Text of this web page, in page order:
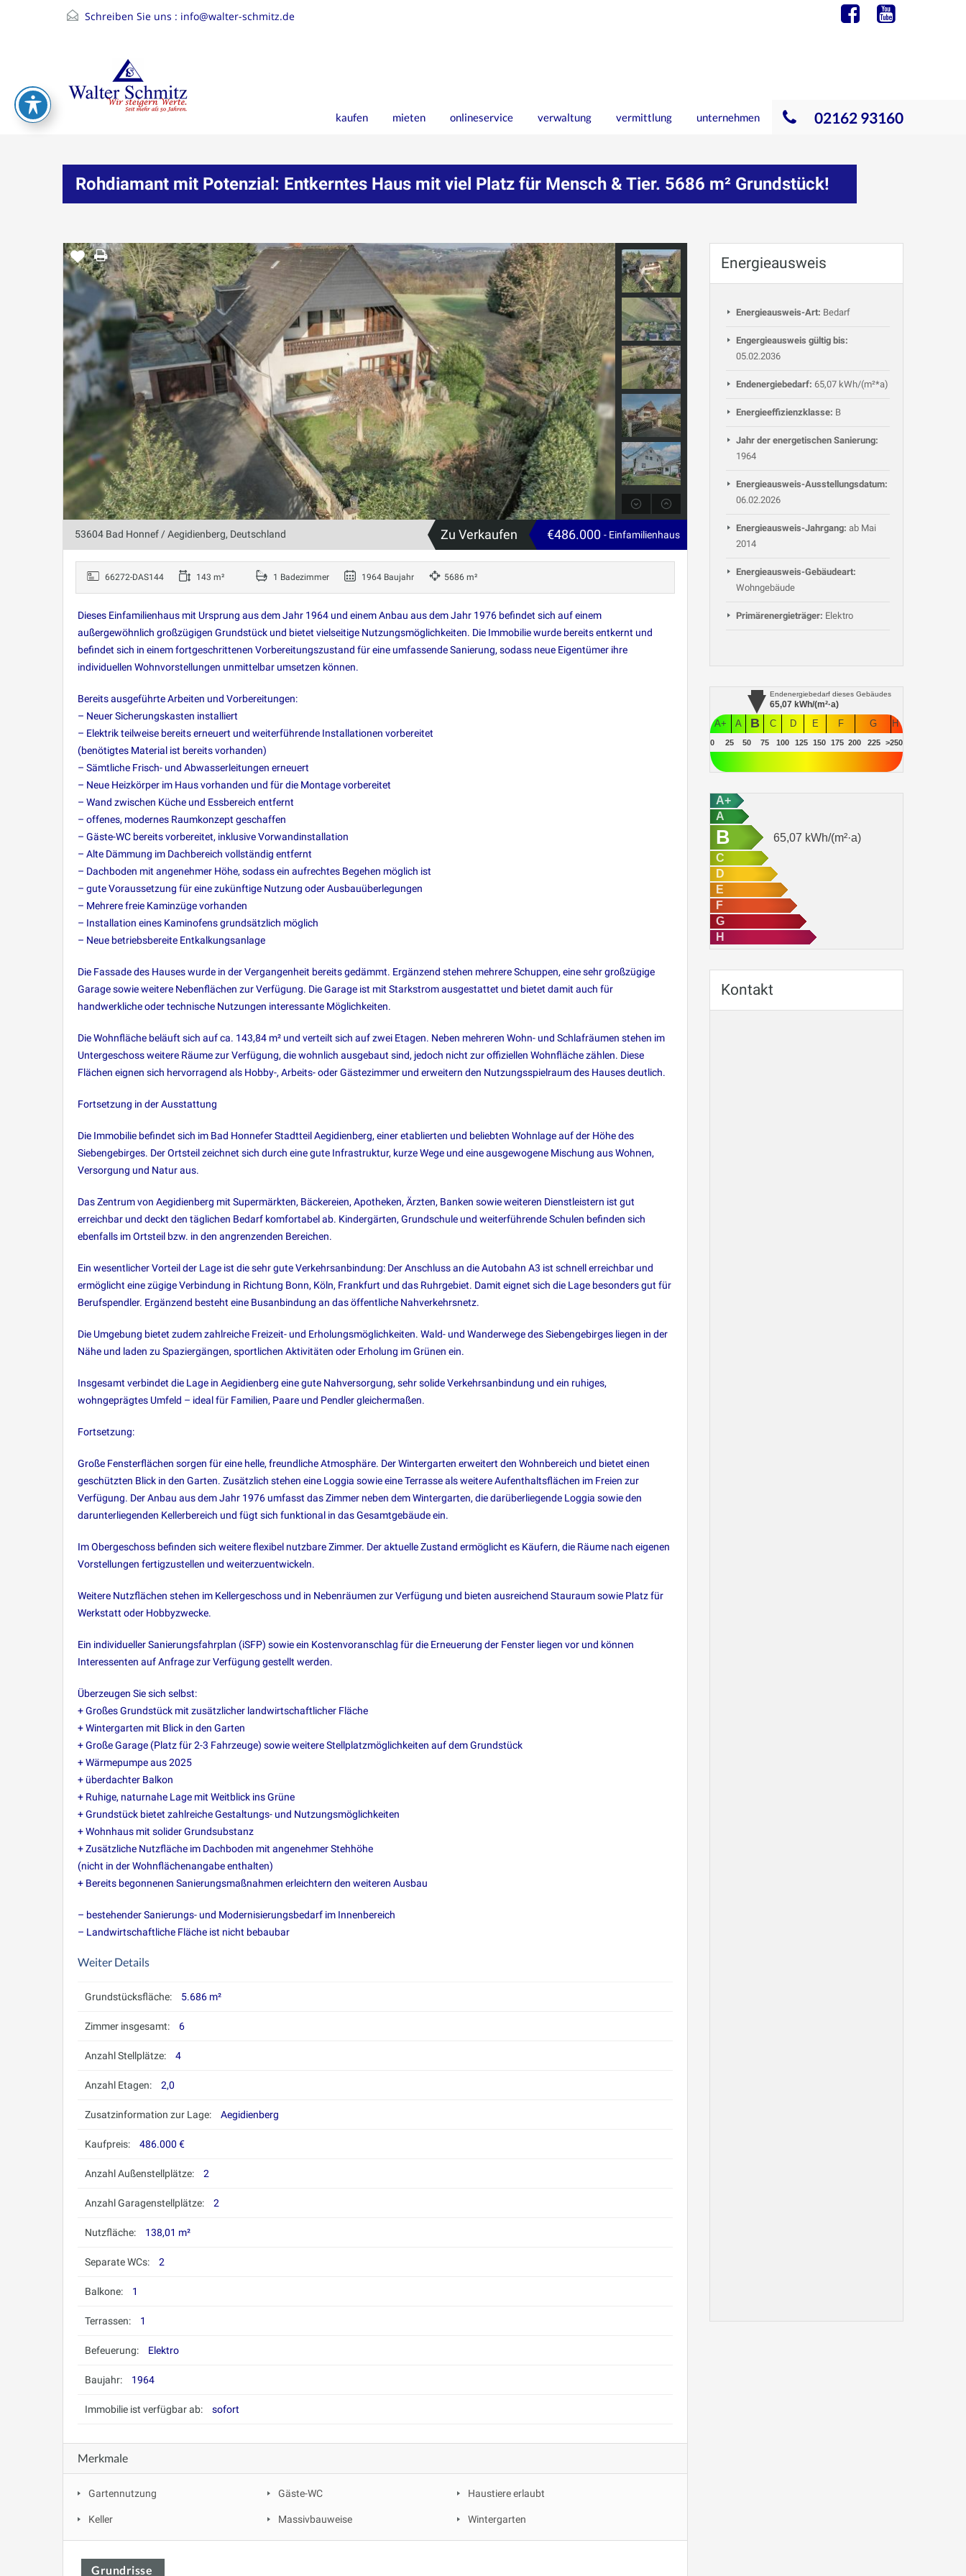
Schreiben Sie uns : info@walter-schmitz.de
02162 93160
kaufen mieten onlineservice verwaltung vermittlung unternehmen
Rohdiamant mit Potenzial: Entkerntes Haus mit viel Platz für Mensch & Tier. 5686 m² Grundstück!
53604 Bad Honnef / Aegidienberg, Deutschland Zu Verkaufen €486.000 - Einfamilienhaus
66272-DAS144 143 m² 1 Badezimmer 1964 Baujahr 5686 m²
Dieses Einfamilienhaus mit Ursprung aus dem Jahr 1964 und einem Anbau aus dem Jahr 1976 befindet sich auf einem
außergewöhnlich großzügigen Grundstück und bietet vielseitige Nutzungsmöglichkeiten. Die Immobilie wurde bereits entkernt und
befindet sich in einem fortgeschrittenen Vorbereitungszustand für eine umfassende Sanierung, sodass neue Eigentümer ihre
individuellen Wohnvorstellungen unmittelbar umsetzen können.
Bereits ausgeführte Arbeiten und Vorbereitungen:
– Neuer Sicherungskasten installiert
– Elektrik teilweise bereits erneuert und weiterführende Installationen vorbereitet
(benötigtes Material ist bereits vorhanden)
– Sämtliche Frisch- und Abwasserleitungen erneuert
– Neue Heizkörper im Haus vorhanden und für die Montage vorbereitet
– Wand zwischen Küche und Essbereich entfernt
– offenes, modernes Raumkonzept geschaffen
– Gäste-WC bereits vorbereitet, inklusive Vorwandinstallation
– Alte Dämmung im Dachbereich vollständig entfernt
– Dachboden mit angenehmer Höhe, sodass ein aufrechtes Begehen möglich ist
– gute Voraussetzung für eine zukünftige Nutzung oder Ausbauüberlegungen
– Mehrere freie Kaminzüge vorhanden
– Installation eines Kaminofens grundsätzlich möglich
– Neue betriebsbereite Entkalkungsanlage
Die Fassade des Hauses wurde in der Vergangenheit bereits gedämmt. Ergänzend stehen mehrere Schuppen, eine sehr großzügige
Garage sowie weitere Nebenflächen zur Verfügung. Die Garage ist mit Starkstrom ausgestattet und bietet damit auch für
handwerkliche oder technische Nutzungen interessante Möglichkeiten.
Die Wohnfläche beläuft sich auf ca. 143,84 m² und verteilt sich auf zwei Etagen. Neben mehreren Wohn- und Schlafräumen stehen im
Untergeschoss weitere Räume zur Verfügung, die wohnlich ausgebaut sind, jedoch nicht zur offiziellen Wohnfläche zählen. Diese
Flächen eignen sich hervorragend als Hobby-, Arbeits- oder Gästezimmer und erweitern den Nutzungsspielraum des Hauses deutlich.
Fortsetzung in der Ausstattung
Die Immobilie befindet sich im Bad Honnefer Stadtteil Aegidienberg, einer etablierten und beliebten Wohnlage auf der Höhe des
Siebengebirges. Der Ortsteil zeichnet sich durch eine gute Infrastruktur, kurze Wege und eine ausgewogene Mischung aus Wohnen,
Versorgung und Natur aus.
Das Zentrum von Aegidienberg mit Supermärkten, Bäckereien, Apotheken, Ärzten, Banken sowie weiteren Dienstleistern ist gut
erreichbar und deckt den täglichen Bedarf komfortabel ab. Kindergärten, Grundschule und weiterführende Schulen befinden sich
ebenfalls im Ortsteil bzw. in den angrenzenden Bereichen.
Ein wesentlicher Vorteil der Lage ist die sehr gute Verkehrsanbindung: Der Anschluss an die Autobahn A3 ist schnell erreichbar und
ermöglicht eine zügige Verbindung in Richtung Bonn, Köln, Frankfurt und das Ruhrgebiet. Damit eignet sich die Lage besonders gut für
Berufspendler. Ergänzend besteht eine Busanbindung an das öffentliche Nahverkehrsnetz.
Die Umgebung bietet zudem zahlreiche Freizeit- und Erholungsmöglichkeiten. Wald- und Wanderwege des Siebengebirges liegen in der
Nähe und laden zu Spaziergängen, sportlichen Aktivitäten oder Erholung im Grünen ein.
Insgesamt verbindet die Lage in Aegidienberg eine gute Nahversorgung, sehr solide Verkehrsanbindung und ein ruhiges,
wohngeprägtes Umfeld – ideal für Familien, Paare und Pendler gleichermaßen.
Fortsetzung:
Große Fensterflächen sorgen für eine helle, freundliche Atmosphäre. Der Wintergarten erweitert den Wohnbereich und bietet einen
geschützten Blick in den Garten. Zusätzlich stehen eine Loggia sowie eine Terrasse als weitere Aufenthaltsflächen im Freien zur
Verfügung. Der Anbau aus dem Jahr 1976 umfasst das Zimmer neben dem Wintergarten, die darüberliegende Loggia sowie den
darunterliegenden Kellerbereich und fügt sich funktional in das Gesamtgebäude ein.
Im Obergeschoss befinden sich weitere flexibel nutzbare Zimmer. Der aktuelle Zustand ermöglicht es Käufern, die Räume nach eigenen
Vorstellungen fertigzustellen und weiterzuentwickeln.
Weitere Nutzflächen stehen im Kellergeschoss und in Nebenräumen zur Verfügung und bieten ausreichend Stauraum sowie Platz für
Werkstatt oder Hobbyzwecke.
Ein individueller Sanierungsfahrplan (iSFP) sowie ein Kostenvoranschlag für die Erneuerung der Fenster liegen vor und können
Interessenten auf Anfrage zur Verfügung gestellt werden.
Überzeugen Sie sich selbst:
+ Großes Grundstück mit zusätzlicher landwirtschaftlicher Fläche
+ Wintergarten mit Blick in den Garten
+ Große Garage (Platz für 2-3 Fahrzeuge) sowie weitere Stellplatzmöglichkeiten auf dem Grundstück
+ Wärmepumpe aus 2025
+ überdachter Balkon
+ Ruhige, naturnahe Lage mit Weitblick ins Grüne
+ Grundstück bietet zahlreiche Gestaltungs- und Nutzungsmöglichkeiten
+ Wohnhaus mit solider Grundsubstanz
+ Zusätzliche Nutzfläche im Dachboden mit angenehmer Stehhöhe
(nicht in der Wohnflächenangabe enthalten)
+ Bereits begonnenen Sanierungsmaßnahmen erleichtern den weiteren Ausbau
– bestehender Sanierungs- und Modernisierungsbedarf im Innenbereich
– Landwirtschaftliche Fläche ist nicht bebaubar
Weiter Details
Grundstücksfläche: 5.686 m²
Zimmer insgesamt: 6
Anzahl Stellplätze: 4
Anzahl Etagen: 2,0
Zusatzinformation zur Lage: Aegidienberg
Kaufpreis: 486.000 €
Anzahl Außenstellplätze: 2
Anzahl Garagenstellplätze: 2
Nutzfläche: 138,01 m²
Separate WCs: 2
Balkone: 1
Terrassen: 1
Befeuerung: Elektro
Baujahr: 1964
Immobilie ist verfügbar ab: sofort
Merkmale
Gartennutzung Gäste-WC Haustiere erlaubt
Keller Massivbauweise Wintergarten
Grundrisse
Energieausweis
Energieausweis-Art: Bedarf
Engergieausweis gültig bis:
05.02.2036
Endenergiebedarf: 65,07 kWh/(m²*a)
Energieeffizienzklasse: B
Jahr der energetischen Sanierung:
1964
Energieausweis-Ausstellungsdatum:
06.02.2026
Energieausweis-Jahrgang: ab Mai
2014
Energieausweis-Gebäudeart:
Wohngebäude
Primärenergieträger: Elektro
Endenergiebedarfdieses Gebäudes
65,07 kWh/(m²·a)
A+
A B C D E F G H
0 25 50 75 100 125 150 175 200 225 >250
A+
A
B 65,07 kWh/(m²·a)
C
D
E
F
G
H
Kontakt